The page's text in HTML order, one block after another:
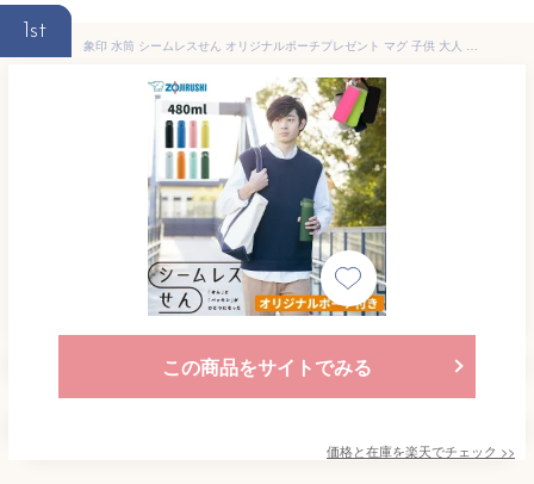
1st
象印 水筒 シームレスせん オリジナルポーチプレゼント マグ 子供 大人 おしゃれ 480ml 保温 保冷 ステンレスボトル 軽量 SM-WA48/
この商品をサイトでみる
価格と在庫を楽天でチェック >>